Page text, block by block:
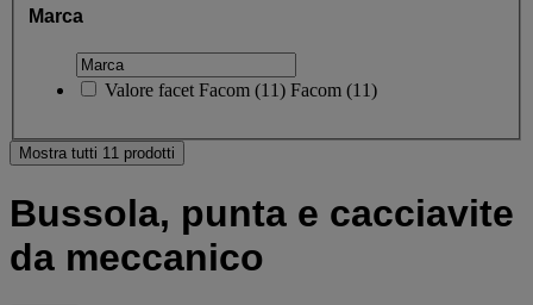
Marca
Valore facet Facom (11) Facom (11)
Mostra tutti 11 prodotti
Bussola, punta e cacciavite
da meccanico